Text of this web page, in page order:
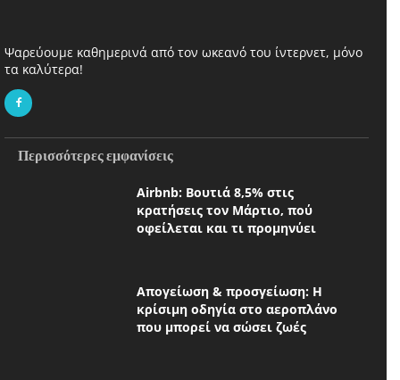
Ψαρεύουμε καθημερινά από τον ωκεανό του ίντερνετ, μόνο
τα καλύτερα!
Περισσότερες εμφανίσεις
Airbnb: Βουτιά 8,5% στις
κρατήσεις τον Μάρτιο, πού
οφείλεται και τι προμηνύει
Απογείωση & προσγείωση: Η
κρίσιμη οδηγία στο αεροπλάνο
που μπορεί να σώσει ζωές